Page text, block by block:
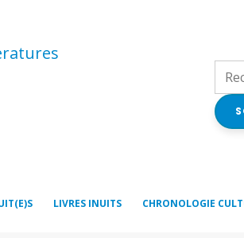
LIVRES INUITS CHRONOLOGIE